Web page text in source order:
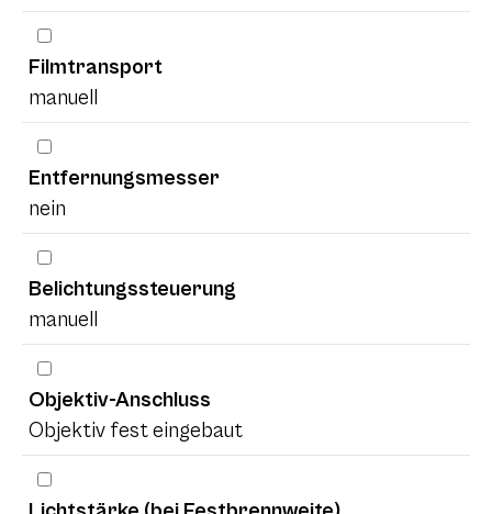
Filmtransport
manuell
Entfernungsmesser
nein
Belichtungssteuerung
manuell
Objektiv-Anschluss
Objektiv fest eingebaut